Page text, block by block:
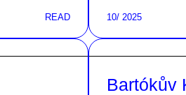
READ 10/ 2025
Bartókův